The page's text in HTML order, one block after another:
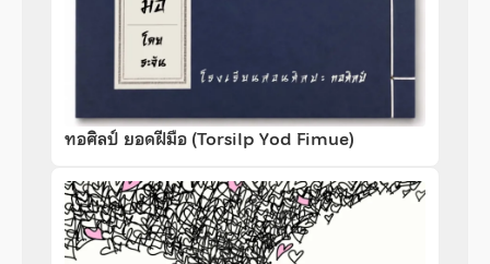
ทอศิลป์ ยอดฝีมือ (Torsilp Yod Fimue)